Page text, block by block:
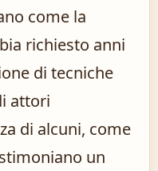
come la
richiesto anni
di tecniche
attori
di alcuni, come
un